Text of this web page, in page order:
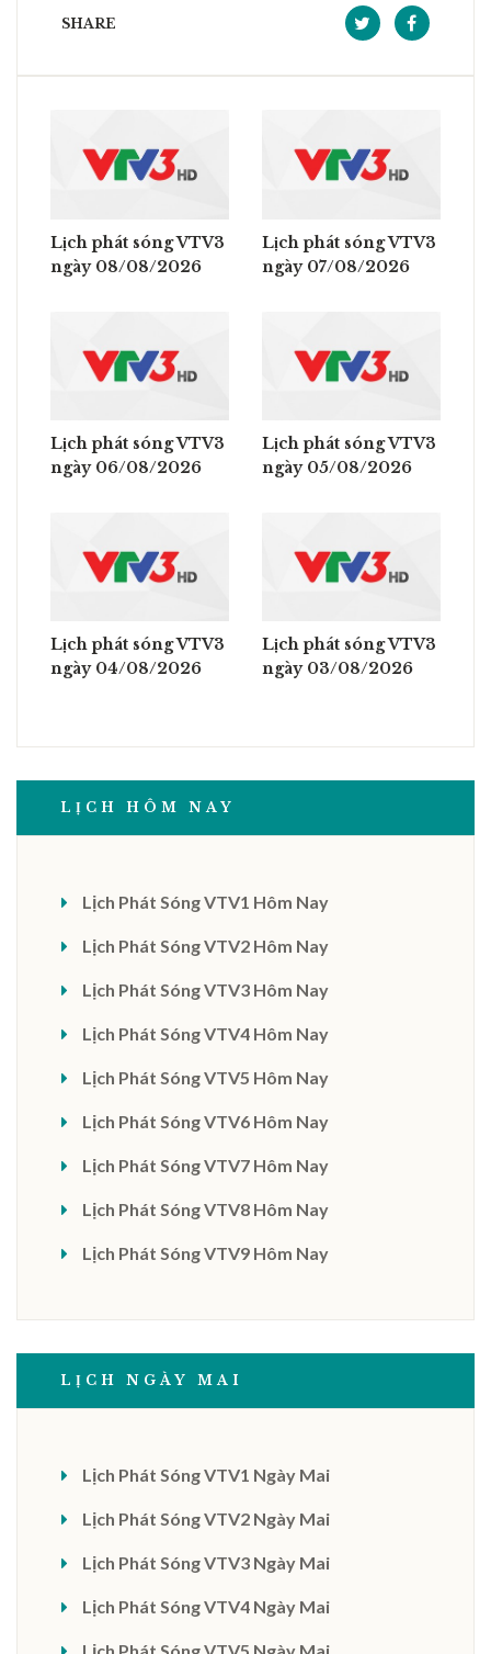
SHARE
Lịch phát sóng VTV3
ngày 08/08/2026
Lịch phát sóng VTV3
ngày 07/08/2026
Lịch phát sóng VTV3
ngày 06/08/2026
Lịch phát sóng VTV3
ngày 05/08/2026
Lịch phát sóng VTV3
ngày 04/08/2026
Lịch phát sóng VTV3
ngày 03/08/2026
LỊCH HÔM NAY
Lịch Phát Sóng VTV1 Hôm Nay
Lịch Phát Sóng VTV2 Hôm Nay
Lịch Phát Sóng VTV3 Hôm Nay
Lịch Phát Sóng VTV4 Hôm Nay
Lịch Phát Sóng VTV5 Hôm Nay
Lịch Phát Sóng VTV6 Hôm Nay
Lịch Phát Sóng VTV7 Hôm Nay
Lịch Phát Sóng VTV8 Hôm Nay
Lịch Phát Sóng VTV9 Hôm Nay
LỊCH NGÀY MAI
Lịch Phát Sóng VTV1 Ngày Mai
Lịch Phát Sóng VTV2 Ngày Mai
Lịch Phát Sóng VTV3 Ngày Mai
Lịch Phát Sóng VTV4 Ngày Mai